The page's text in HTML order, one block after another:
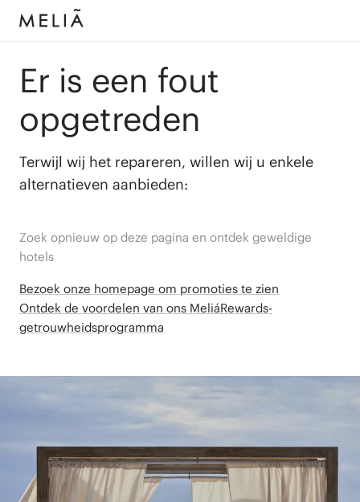
Er is een fout
opgetreden
Terwijl wij het repareren, willen wij u enkele
alternatieven aanbieden:
Zoek opnieuw op deze pagina en ontdek geweldige
hotels
Bezoek onze homepage om promoties te zien
Ontdek de voordelen van ons MeliáRewards-
getrouwheidsprogramma